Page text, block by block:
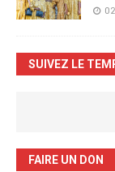
SUIVEZ LE
FAIRE UN DON